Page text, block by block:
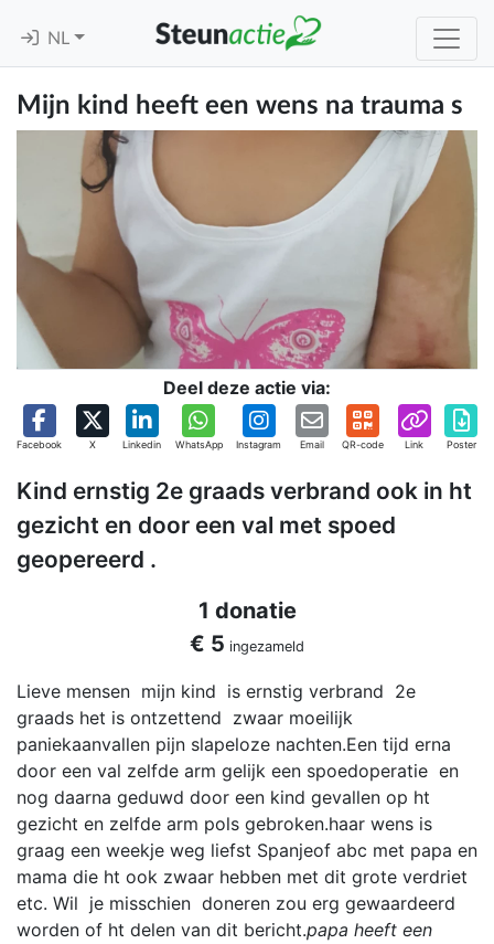
NL
Mijn kind heeft een wens na trauma s
Deel deze actie via:
Facebook X Linkedin WhatsApp Instagram Email QR-code Link Poster
Kind ernstig 2e graads verbrand ook in ht
gezicht en door een val met spoed
geopereerd .
1 donatie
€ 5 ingezameld
Lieve mensen mijn kind is ernstig verbrand 2e
graads het is ontzettend zwaar moeilijk
paniekaanvallen pijn slapeloze nachten.Een tijd erna
door een val zelfde arm gelijk een spoedoperatie en
nog daarna geduwd door een kind gevallen op ht
gezicht en zelfde arm pols gebroken.haar wens is
graag een weekje weg liefst Spanjeof abc met papa en
mama die ht ook zwaar hebben met dit grote verdriet
etc. Wil je misschien doneren zou erg gewaardeerd
worden of ht delen van dit bericht.papa heeft een